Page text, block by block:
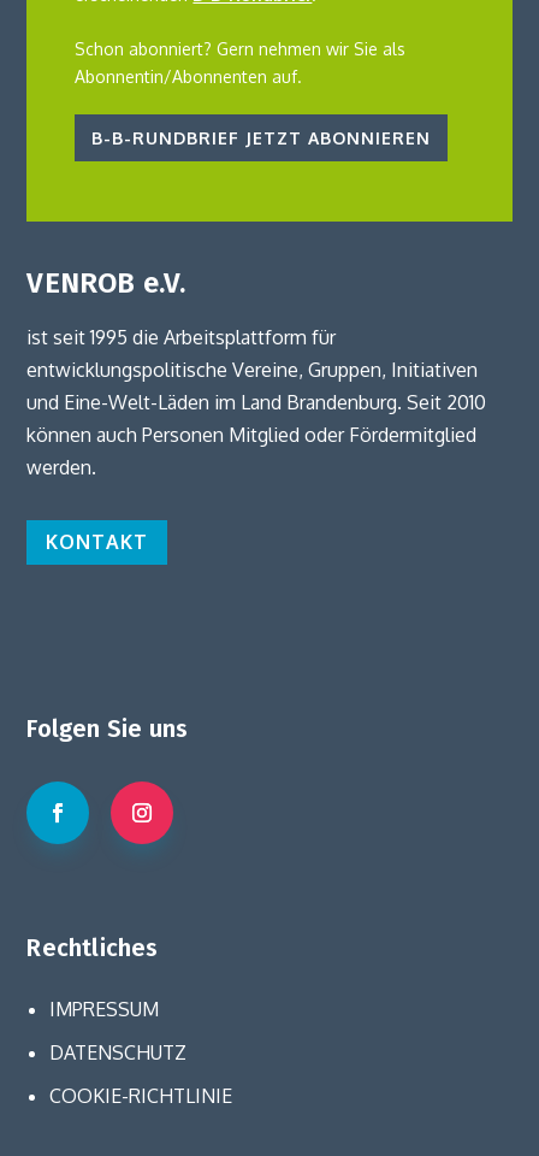
Schon abonniert? Gern nehmen wir Sie als
Abonnentin/Abonnenten auf.
B-B-RUNDBRIEF JETZT ABONNIEREN
VENROB e.V.
ist seit 1995 die Arbeitsplattform für
entwicklungspolitische Vereine, Gruppen, Initiativen
und Eine-Welt-Läden im Land Brandenburg. Seit 2010
können auch Personen Mitglied oder Fördermitglied
werden.
KONTAKT
Folgen Sie uns
Rechtliches
IMPRESSUM
DATENSCHUTZ
COOKIE-RICHTLINIE